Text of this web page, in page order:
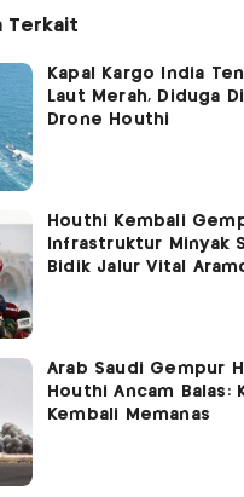
Terkait
Kapal Kargo India
Laut Merah, Diduga
Drone Houthi
Houthi Kembali
Infrastruktur Minyak
Bidik Jalur Vital
Arab Saudi Gempur
Houthi Ancam Balas:
Kembali Memanas